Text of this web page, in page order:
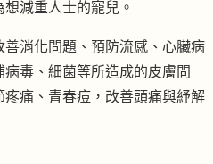
減重人士的寵兒。
消化問題、預防流感、心臟病
毒、細菌等所造成的皮膚問
痛、青春痘，改善頭痛與紓解